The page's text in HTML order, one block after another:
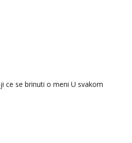
ce se brinuti o meni U svakom